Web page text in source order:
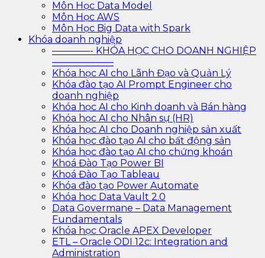
Môn Học Data Model
Môn Học AWS
Môn Học Big Data with Spark
Khóa doanh nghiệp
————- KHÓA HỌC CHO DOANH NGHIỆP
——————–
Khóa học AI cho Lãnh Đạo và Quản Lý
Khóa đào tạo AI Prompt Engineer cho
doanh nghiệp
Khóa học AI cho Kinh doanh và Bán hàng
Khóa học AI cho Nhân sự (HR)
Khóa học AI cho Doanh nghiệp sản xuất
Khóa học đào tạo AI cho bất động sản
Khóa học đào tạo AI cho chứng khoán
Khoá Đào Tạo Power BI
Khoá Đào Tạo Tableau
Khóa đào tạo Power Automate
Khóa học Data Vault 2.0
Data Govermane – Data Management
Fundamentals
Khóa học Oracle APEX Developer
ETL – Oracle ODI 12c: Integration and
Administration